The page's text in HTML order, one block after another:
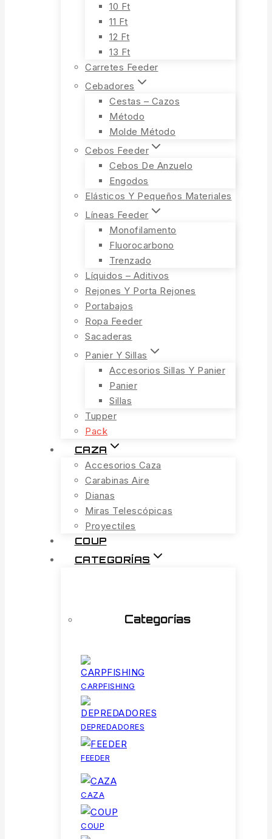
10 Ft
11 Ft
12 Ft
13 Ft
Carretes Feeder
Cebadores
Cestas – Cazos
Método
Molde Método
Cebos Feeder
Cebos De Anzuelo
Engodos
Elásticos Y Pequeños Materiales
Líneas Feeder
Monofilamento
Fluorocarbono
Trenzado
Líquidos – Aditivos
Rejones Y Porta Rejones
Portabajos
Ropa Feeder
Sacaderas
Panier Y Sillas
Accesorios Sillas Y Panier
Panier
Sillas
Tupper
Pack
CAZA
Accesorios Caza
Carabinas Aire
Dianas
Miras Telescópicas
Proyectiles
COUP
CATEGORÍAS
Categorías
CARPFISHING
DEPREDADORES
FEEDER
CAZA
COUP